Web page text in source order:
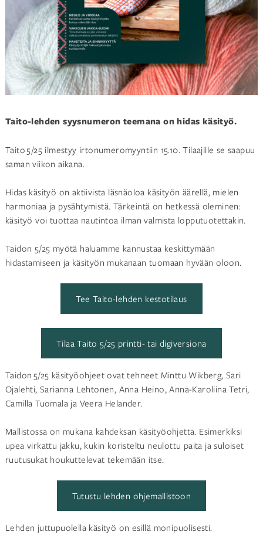
Taito-lehden syysnumeron teemana on hidas käsityö.
Taito 5/25 ilmestyy irtonumeromyyntiin 15.10. Tilaajille se saapuu
saman viikon aikana.
Hidas käsityö on aktiivista läsnäoloa käsityön äärellä, mielen
harmoniaa ja pysähtymistä. Tärkeintä on hetkessä oleminen:
käsityö voi tuottaa nautintoa ilman valmista lopputuotettakin.
Taidon 5/25 myötä haluamme kannustaa keskittymään
hidastamiseen ja käsityön mukanaan tuomaan hyvään oloon.
Tee Taito-lehden kestotilaus
Tilaa Taito 5/25 printti- tai digiversiona
Taidon 5/25 käsityöohjeet ovat tehneet Minttu Wikberg, Sari
Ojalehti, Sarianna Lehtonen, Anna Heino, Anna-Karoliina Tetri,
Camilla Tuomala ja Veera Helander.
Mallistossa on mukana kahdeksan käsityöohjetta. Esimerkiksi
upea virkattu jakku, kukin koristeltu neulottu paita ja suloiset
ruutusukat houkuttelevat tekemään itse.
Tutustu lehden ohjemallistoon
Lehden juttupuolella käsityö on esillä monipuolisesti.